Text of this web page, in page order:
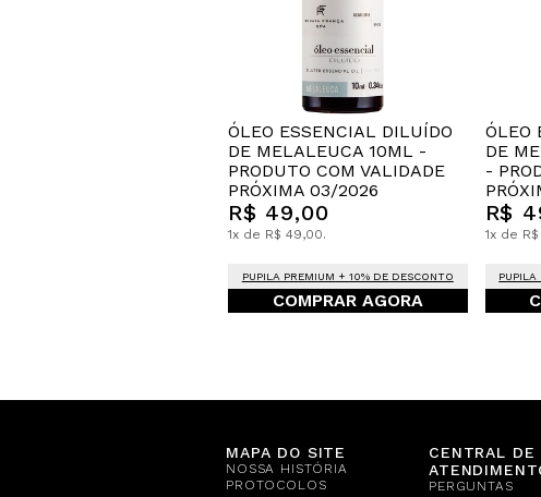
ÓLEO ESSENCIAL DILUÍDO
DE MELALEUCA 10ML -
PRODUTO COM VALIDADE
PRÓXIMA 03/2026
R$ 49,00
1x de R$ 49,00.
PUPILA PREMIUM + 10% DE DESCONTO
COMPRAR AGORA
ÓLEO
DE
-
R$
1x de
PUPILA
MAPA DO SITE
NOSSA HISTÓRIA
PROTOCOLOS
CENTRAL DE
PERGUNTAS